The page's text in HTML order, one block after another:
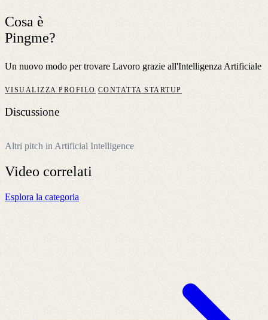
Cosa è
Pingme?
Un nuovo modo per trovare Lavoro grazie all'Intelligenza Artificiale
VISUALIZZA PROFILO CONTATTA STARTUP
Discussione
Altri pitch in Artificial Intelligence
Video correlati
Esplora la categoria